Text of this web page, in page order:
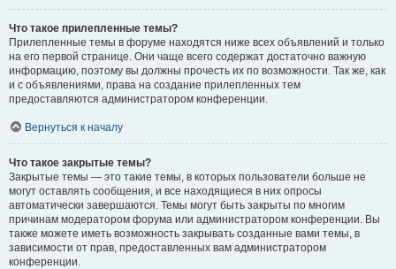
Что такое прилепленные темы?
Прилепленные темы в форуме находятся ниже всех объявлений и только
на его первой странице. Они чаще всего содержат достаточно важную
информацию, поэтому вы должны прочесть их по возможности. Так же, как
и с объявлениями, права на создание прилепленных тем
предоставляются администратором конференции.
Вернуться к началу
Что такое закрытые темы?
Закрытые темы — это такие темы, в которых пользователи больше не
могут оставлять сообщения, и все находящиеся в них опросы
автоматически завершаются. Темы могут быть закрыты по многим
причинам модератором форума или администратором конференции. Вы
также можете иметь возможность закрывать созданные вами темы, в
зависимости от прав, предоставленных вам администратором
конференции.